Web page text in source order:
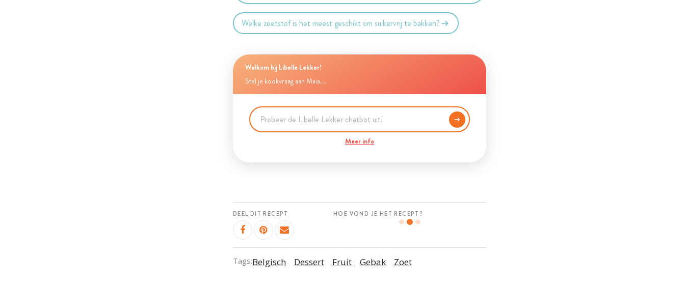
Welke zoetstof is het meest geschikt om suikervrij te bakken?
Welkom bij Libelle Lekker!
Stel je kookvraag aan Maia...
Meer info
DEEL DIT RECEPT HOE VOND JE HET RECEPT?
Tags:Belgisch Dessert Fruit Gebak Zoet